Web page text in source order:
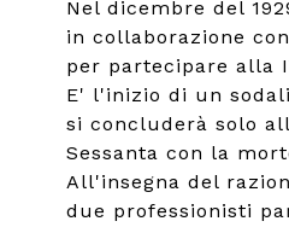
Nel dicembre del
in collaborazione
per partecipare alla
E' l'inizio di un
si concluderà solo
Sessanta con la
All'insegna del
due professionisti